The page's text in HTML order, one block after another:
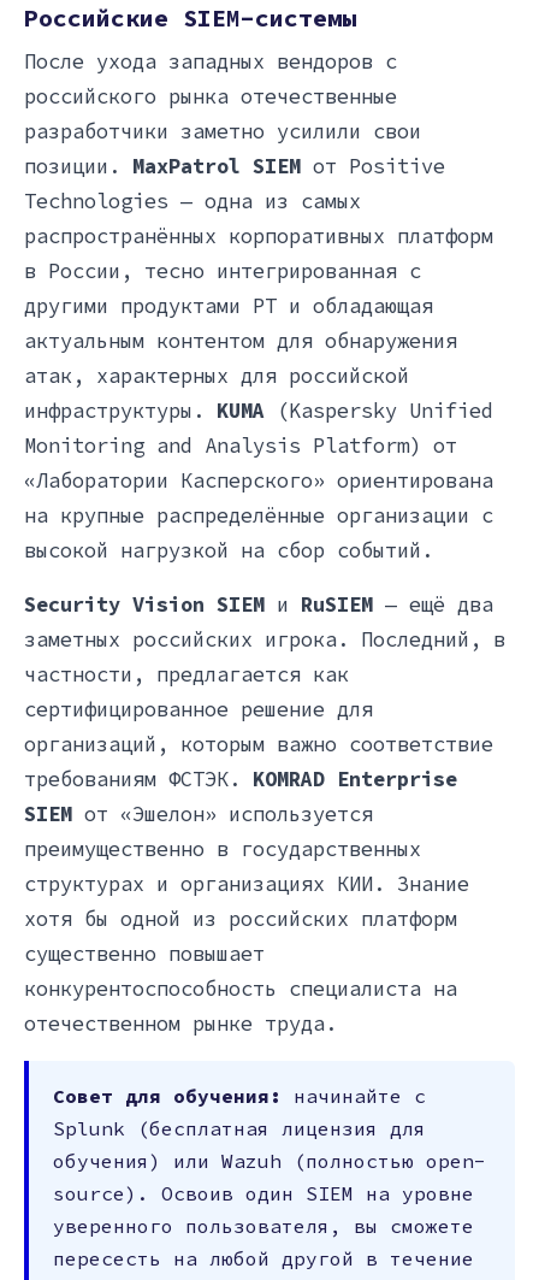
Российские SIEM-системы
После ухода западных вендоров с
российского рынка отечественные
разработчики заметно усилили свои
позиции. MaxPatrol SIEM от Positive
Technologies — одна из самых
распространённых корпоративных платформ
в России, тесно интегрированная с
другими продуктами PT и обладающая
актуальным контентом для обнаружения
атак, характерных для российской
инфраструктуры. KUMA (Kaspersky Unified
Monitoring and Analysis Platform) от
«Лаборатории Касперского» ориентирована
на крупные распределённые организации с
высокой нагрузкой на сбор событий.
Security Vision SIEM и RuSIEM — ещё два
заметных российских игрока. Последний, в
частности, предлагается как
сертифицированное решение для
организаций, которым важно соответствие
требованиям ФСТЭК. KOMRAD Enterprise
SIEM от «Эшелон» используется
преимущественно в государственных
структурах и организациях КИИ. Знание
хотя бы одной из российских платформ
существенно повышает
конкурентоспособность специалиста на
отечественном рынке труда.
Совет для обучения:
начинайте с
Splunk (бесплатная лицензия для
обучения) или Wazuh (полностью open-
source). Освоив один SIEM на уровне
уверенного пользователя, вы сможете
пересесть на любой другой в течение